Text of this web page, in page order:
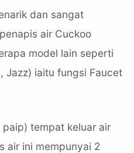
dan sangat
air Cuckoo
model lain seperti
Jazz) iaitu fungsi Faucet
tempat keluar air
air ini mempunyai 2